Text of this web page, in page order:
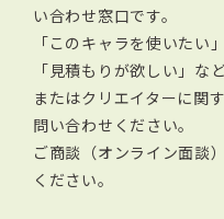
い合わせ窓口です。
「このキャラを使いたい
「見積もりが欲しい」な
またはクリエイターに関
問い合わせください。
ご商談（オンライン面談
ください。